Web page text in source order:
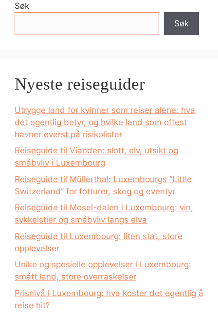
Søk
Søk
Nyeste reiseguider
Utrygge land for kvinner som reiser alene: hva
det egentlig betyr, og hvilke land som oftest
havner øverst på risikolister
Reiseguide til Vianden: slott, elv, utsikt og
småbyliv i Luxembourg
Reiseguide til Müllerthal: Luxembourgs “Little
Switzerland” for fotturer, skog og eventyr
Reiseguide til Mosel-dalen i Luxembourg: vin,
sykkelstier og småbyliv langs elva
Reiseguide til Luxembourg: liten stat, store
opplevelser
Unike og spesielle opplevelser i Luxembourg:
smått land, store overraskelser
Prisnivå i Luxembourg: hva koster det egentlig å
reise hit?